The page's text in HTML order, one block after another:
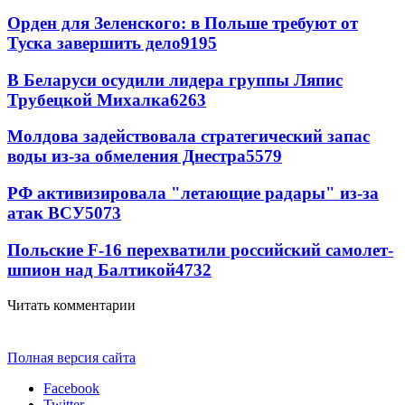
Орден для Зеленского: в Польше требуют от
Туска завершить дело9195
В Беларуси осудили лидера группы Ляпис
Трубецкой Михалка6263
Молдова задействовала стратегический запас
воды из-за обмеления Днестра5579
РФ активизировала "летающие радары" из-за
атак ВСУ5073
Польские F-16 перехватили российский самолет-
шпион над Балтикой4732
Читать комментарии
Полная версия сайта
Facebook